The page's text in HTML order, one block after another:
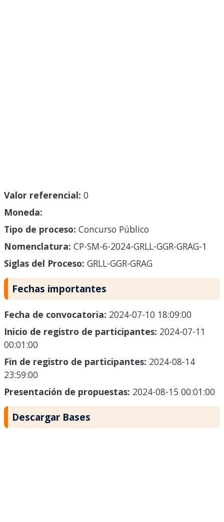
Valor referencial: 0
Moneda:
Tipo de proceso: Concurso Público
Nomenclatura: CP-SM-6-2024-GRLL-GGR-GRAG-1
Siglas del Proceso: GRLL-GGR-GRAG
Fechas importantes
Fecha de convocatoria: 2024-07-10 18:09:00
Inicio de registro de participantes: 2024-07-11
00:01:00
Fin de registro de participantes: 2024-08-14
23:59:00
Presentación de propuestas: 2024-08-15 00:01:00
Descargar Bases